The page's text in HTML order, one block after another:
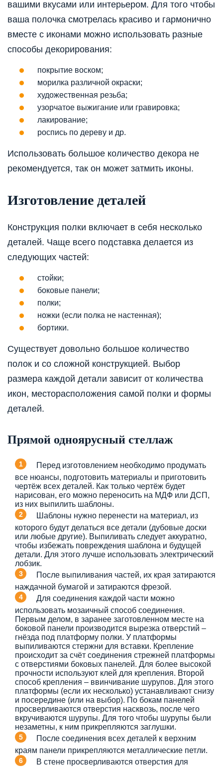
вашими вкусами или интерьером. Для того чтобы
ваша полочка смотрелась красиво и гармонично
вместе с иконами можно использовать разные
способы декорирования:
покрытие воском;
морилка различной окраски;
художественная резьба;
узорчатое выжигание или гравировка;
лакирование;
роспись по дереву и др.
Использовать большое количество декора не
рекомендуется, так он может затмить иконы.
Изготовление деталей
Конструкция полки включает в себя несколько
деталей. Чаще всего подставка делается из
следующих частей:
стойки;
боковые панели;
полки;
ножки (если полка не настенная);
бортики.
Существует довольно большое количество
полок и со сложной конструкцией. Выбор
размера каждой детали зависит от количества
икон, месторасположения самой полки и формы
деталей.
Прямой одноярусный стеллаж
Перед изготовлением необходимо продумать
все нюансы, подготовить материалы и приготовить
чертёж всех деталей. Как только чертёж будет
нарисован, его можно переносить на МДФ или ДСП,
из них выпилить шаблоны.
Шаблоны нужно перенести на материал, из
которого будут делаться все детали (дубовые доски
или любые другие). Выпиливать следует аккуратно,
чтобы избежать повреждения шаблона и будущей
детали. Для этого лучше использовать электрический
лобзик.
После выпиливания частей, их края затираются
наждачной бумагой и затираются фрезой.
Для соединения каждой части можно
использовать мозаичный способ соединения.
Первым делом, в заранее заготовленном месте на
боковой панели производится вырезка отверстий –
гнёзда под платформу полки. У платформы
выпиливаются стержни для вставки. Крепление
происходит за счёт соединения стрежней платформы
с отверстиями боковых панелей. Для более высокой
прочности используют клей для крепления. Второй
способ крепления – ввинчивание шурупов. Для этого
платформы (если их несколько) устанавливают снизу
и посередине (или на выбор). По бокам панелей
просверливаются отверстия насквозь, после чего
вкручиваются шурупы. Для того чтобы шурупы были
незаметны, к ним прикрепляются заглушки.
После соединения всех деталей к верхним
краям панели прикрепляются металлические петли.
В стене просверливаются отверстия для